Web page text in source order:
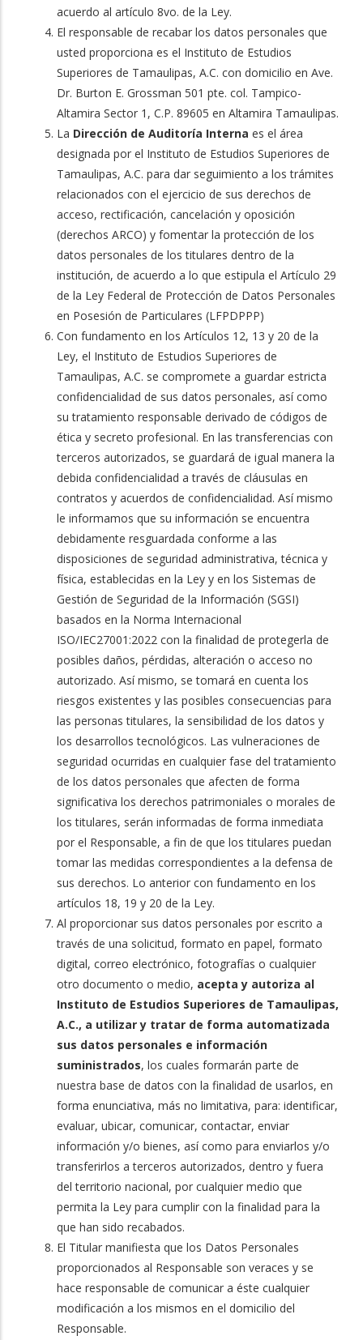
acuerdo al artículo 8vo. de la Ley.
El responsable de recabar los datos personales que
usted proporciona es el Instituto de Estudios
Superiores de Tamaulipas, A.C. con domicilio en Ave.
Dr. Burton E. Grossman 501 pte. col. Tampico-
Altamira Sector 1, C.P. 89605 en Altamira Tamaulipas.
La Dirección de Auditoría Interna es el área
designada por el Instituto de Estudios Superiores de
Tamaulipas, A.C. para dar seguimiento a los trámites
relacionados con el ejercicio de sus derechos de
acceso, rectificación, cancelación y oposición
(derechos ARCO) y fomentar la protección de los
datos personales de los titulares dentro de la
institución, de acuerdo a lo que estipula el Artículo 29
de la Ley Federal de Protección de Datos Personales
en Posesión de Particulares (LFPDPPP)
Con fundamento en los Artículos 12, 13 y 20 de la
Ley, el Instituto de Estudios Superiores de
Tamaulipas, A.C. se compromete a guardar estricta
confidencialidad de sus datos personales, así como
su tratamiento responsable derivado de códigos de
ética y secreto profesional. En las transferencias con
terceros autorizados, se guardará de igual manera la
debida confidencialidad a través de cláusulas en
contratos y acuerdos de confidencialidad. Así mismo
le informamos que su información se encuentra
debidamente resguardada conforme a las
disposiciones de seguridad administrativa, técnica y
física, establecidas en la Ley y en los Sistemas de
Gestión de Seguridad de la Información (SGSI)
basados en la Norma Internacional
ISO/IEC27001:2022 con la finalidad de protegerla de
posibles daños, pérdidas, alteración o acceso no
autorizado. Así mismo, se tomará en cuenta los
riesgos existentes y las posibles consecuencias para
las personas titulares, la sensibilidad de los datos y
los desarrollos tecnológicos. Las vulneraciones de
seguridad ocurridas en cualquier fase del tratamiento
de los datos personales que afecten de forma
significativa los derechos patrimoniales o morales de
los titulares, serán informadas de forma inmediata
por el Responsable, a fin de que los titulares puedan
tomar las medidas correspondientes a la defensa de
sus derechos. Lo anterior con fundamento en los
artículos 18, 19 y 20 de la Ley.
Al proporcionar sus datos personales por escrito a
través de una solicitud, formato en papel, formato
digital, correo electrónico, fotografías o cualquier
otro documento o medio, acepta y autoriza al
Instituto de Estudios Superiores de Tamaulipas,
A.C., a utilizar y tratar de forma automatizada
sus datos personales e información
suministrados, los cuales formarán parte de
nuestra base de datos con la finalidad de usarlos, en
forma enunciativa, más no limitativa, para: identificar,
evaluar, ubicar, comunicar, contactar, enviar
información y/o bienes, así como para enviarlos y/o
transferirlos a terceros autorizados, dentro y fuera
del territorio nacional, por cualquier medio que
permita la Ley para cumplir con la finalidad para la
que han sido recabados.
El Titular manifiesta que los Datos Personales
proporcionados al Responsable son veraces y se
hace responsable de comunicar a éste cualquier
modificación a los mismos en el domicilio del
Responsable.